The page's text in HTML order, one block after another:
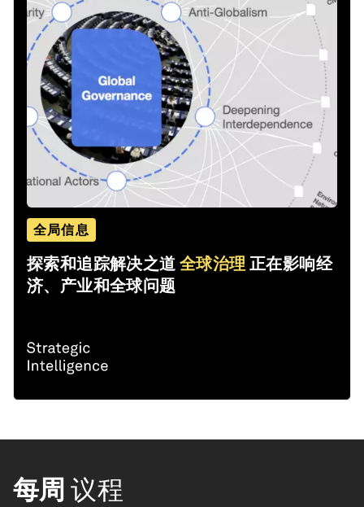
全局信息
探索和追踪解决之道全球治理 正在影响经
济、产业和全球问题
每周 议程